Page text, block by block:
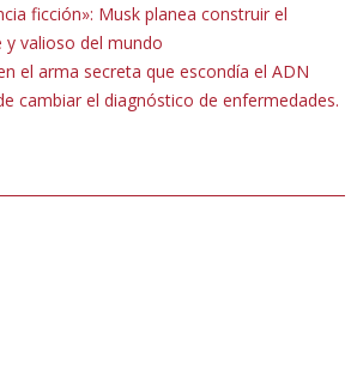
ficción»: Musk planea construir el
valioso del mundo
el arma secreta que escondía el ADN
cambiar el diagnóstico de enfermedades.